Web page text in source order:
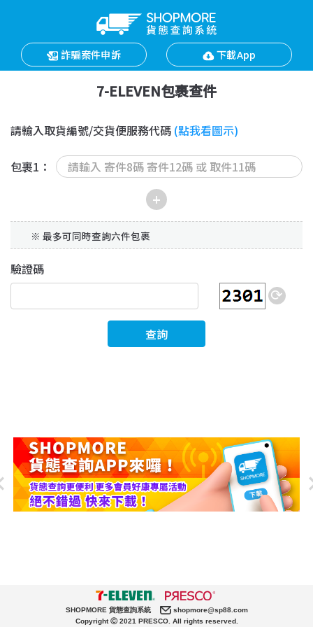
詐騙案件申訴 下載App
7-ELEVEN包裹查件
請輸入取貨編號/交貨便服務代碼 (點我看圖示)
包裹1：
※ 最多可同時查詢六件包裹
驗證碼
查詢
SHOPMORE 貨態查詢系統
shopmore@sp88.com
Copyright Ⓒ 2021 PRESCO. All rights reserved.